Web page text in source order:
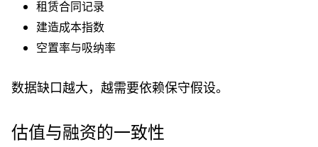
租赁合同记录
建造成本指数
空置率与吸纳率
数据缺口越大，越需要依赖保守假设。
估值与融资的一致性